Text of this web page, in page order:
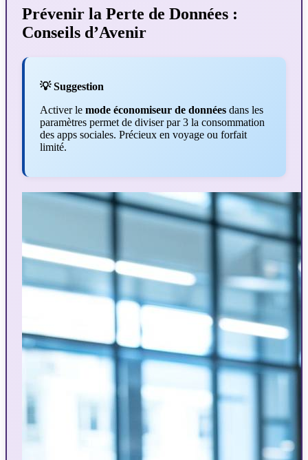
Prévenir la Perte de Données :
Conseils d’Avenir
💡 Suggestion
Activer le mode économiseur de données dans les
paramètres permet de diviser par 3 la consommation
des apps sociales. Précieux en voyage ou forfait
limité.